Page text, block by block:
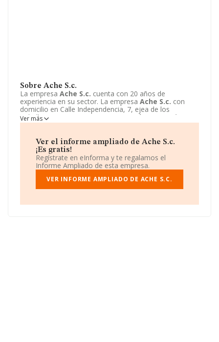
Sobre Ache S.c.
La empresa Ache S.c. cuenta con 20 años de
experiencia en su sector. La empresa Ache S.c. con
domicilio en Calle Independencia, 7, ejea de los
Caballeros, Zaragoza. La empresa
Ache S.c.
está
inscrita como Sociedad civil.
Ver más
Ver el informe ampliado de Ache S.c.
¡Es gratis!
Regístrate en eInforma y te regalamos el
Informe Ampliado de esta empresa.
VER INFORME AMPLIADO DE ACHE S.C.